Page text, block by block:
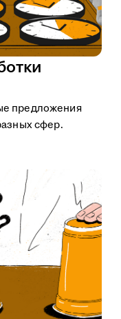
предложения
сфер.